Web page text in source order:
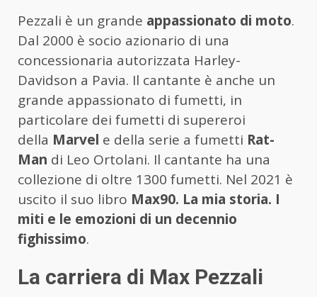
Pezzali è un grande appassionato di moto.
Dal 2000 è socio azionario di una
concessionaria autorizzata Harley-
Davidson a Pavia. Il cantante è anche un
grande appassionato di fumetti, in
particolare dei fumetti di supereroi
della Marvel e della serie a fumetti Rat-
Man di Leo Ortolani. Il cantante ha una
collezione di oltre 1300 fumetti. Nel 2021 è
uscito il suo libro Max90. La mia storia. I
miti e le emozioni di un decennio
fighissimo.
La carriera di Max Pezzali